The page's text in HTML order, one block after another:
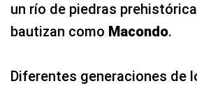
un río de piedras
bautizan como Macondo.
Diferentes generaciones de